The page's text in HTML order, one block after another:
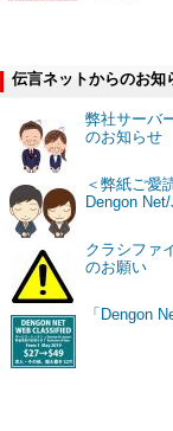
伝言ネットからのお知
弊社サーバ
のお知らせ
＜弊紙ご愛
Dengon Net/
クラシファ
のお願い
「Dengon